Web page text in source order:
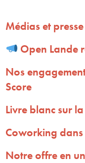
Médias et presse
Open Lande
Nos
Score
Livre blanc sur
Coworking
Notre offre en